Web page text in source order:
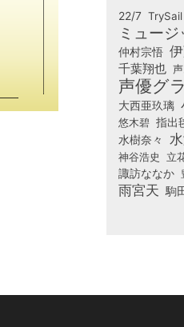
22/7 TrySail
ミュージ
仲村宗悟
千葉翔也
声優グ
大西亜玖璃
悠木碧 指出
水樹奈々
神谷浩史 立
諏訪ななか
雨宮天 駒